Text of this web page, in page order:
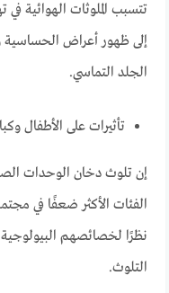
تتسبب الملوثات الهوائية
إلى ظهور أعراض الحساسية
الجلد التماسي.
تأثيرات على الأطفال
إن تلوث دخان الوحدات
الفئات الأكثر ضعفًا في
نظرًا لخصائصهم
التلوث.